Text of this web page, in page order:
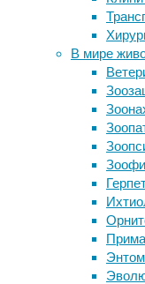
В мире
бактерии,
ДНК,
инфекции,
Франк
Майкснер
(Frank
Maixner)
из
центра
Eurac
Research
совместно
Глубокое
человека
Бактерии
История
индустрии
Желчные
Следите